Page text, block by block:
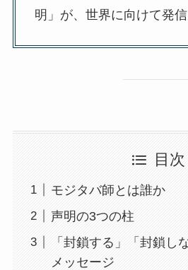
明」が、世界に向けて発信
目次
モジタバ師とは誰か
声明の3つの柱
「封鎖する」「封鎖し
メッセージ